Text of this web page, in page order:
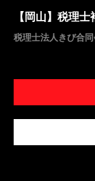
【岡山】税理士
税理士法人きび合